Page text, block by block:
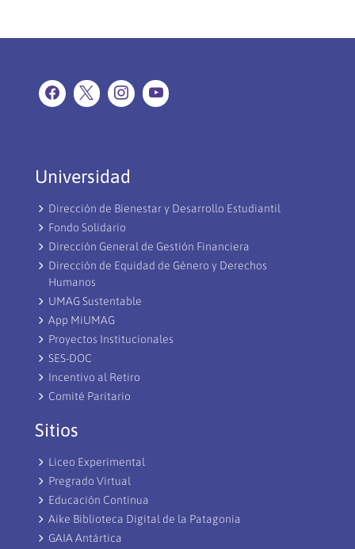
Universidad
Dirección de Bienestar y Desarrollo Estudiantil
Fondo Solidario
Dirección General de Gestión Financiera
Dirección de Equidad de Género y Derechos
Humanos
UMAG Sustentable
App MiUMAG
Proyectos Institucionales
SES-DOC
Incentivo al Retiro
Comité Paritario
Sitios
Liceo Experimental
Pregrado Virtual
Educación Continua
Aike Biblioteca Digital de la Patagonia
GAIA Antártica